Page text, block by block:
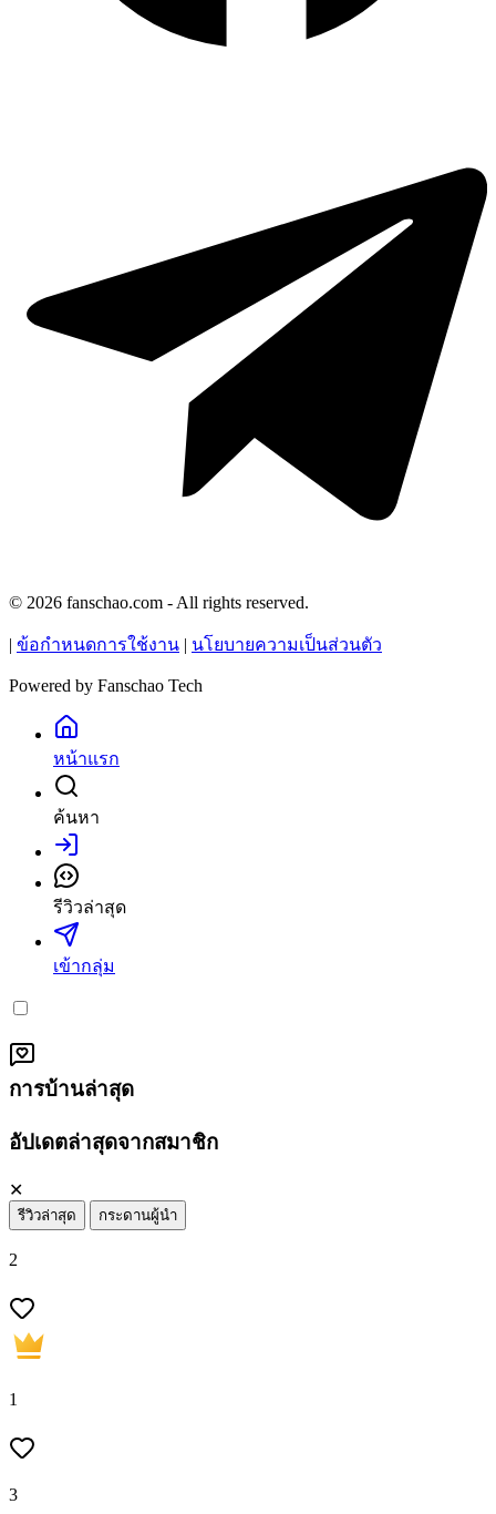
© 2026 fanschao.com - All rights reserved.
ข้อกำหนดการใช้งาน นโยบายความเป็นส่วนตัว
Powered by Fanschao Tech
หน้าแรก
ค้นหา
เข้าสู่ระบบ
รีวิวล่าสุด
เข้ากลุ่ม
การบ้านล่าสุด
อัปเดตล่าสุดจากสมาชิก
✕
รีวิวล่าสุด กระดานผู้นำ
2
1
3